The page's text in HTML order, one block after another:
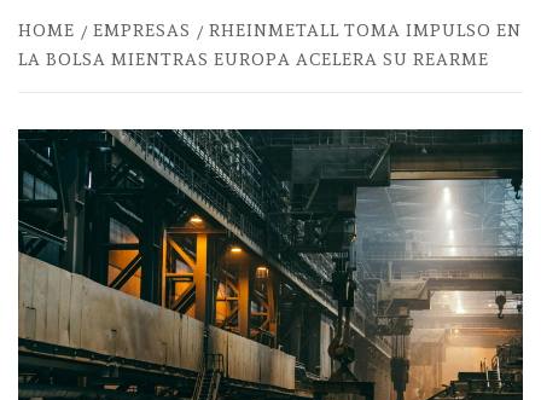
HOME EMPRESAS
RHEINMETALL TOMA IMPULSO EN
LA BOLSA MIENTRAS EUROPA ACELERA SU REARME